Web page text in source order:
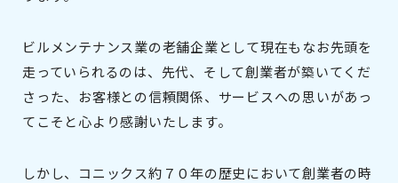
ビルメンテナンス業の老舗企業として現在もなお先頭を
走っていられるのは、先代、そして創業者が築いてくだ
さった、お客様との信頼関係、サービスへの思いがあっ
てこそと心より感謝いたします。
しかし、コニックス約７０年の歴史において創業者の時